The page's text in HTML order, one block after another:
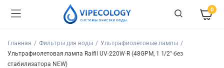
0
Главная Фильтры для воды
Ультрафиолетовые лампы
Ультрафиолетовая лампа Raifil UV-220W-R (48GPM, 1 1/2″ без
стабилизатора NEW)